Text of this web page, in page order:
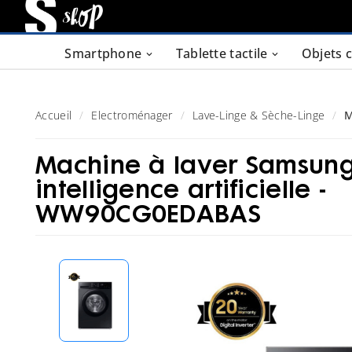
Smartphone Tablette tactile Objets
Accueil Electroménager Lave-Linge & Sèche-Linge
Machine à laver
intelligence artificielle -
WW90CG0EDABAS